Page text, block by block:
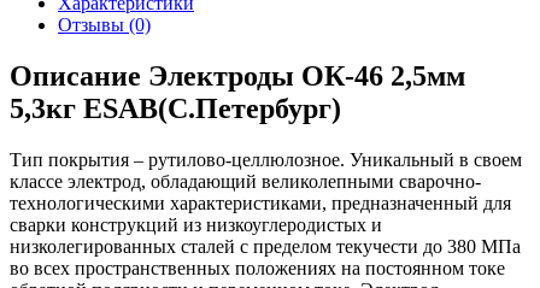
Отзывы (0)
Описание Электроды ОК-46 2,5мм
5,3кг ESAB(С.Петербург)
Тип покрытия – рутилово-целлюлозное. Уникальный в своем
классе электрод, обладающий великолепными сварочно-
технологическими характеристиками, предназначенный для
сварки конструкций из низкоуглеродистых и
низколегированных сталей с пределом текучести до 380 МПа
во всех пространственных положениях на постоянном токе